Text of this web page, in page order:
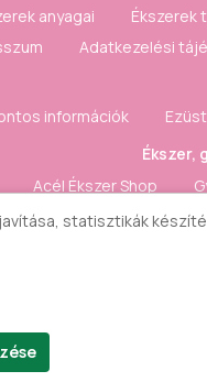
anyagai Ékszerek
Adatkezelési
információk
Ékszer,
Acél Ékszer Shop
statisztikák